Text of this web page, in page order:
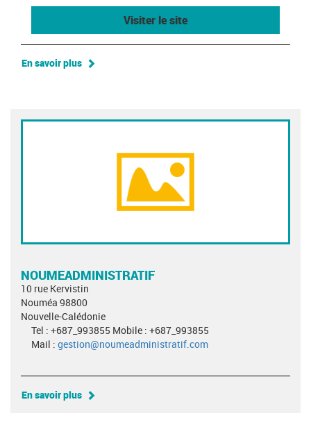
Visiter le site
En savoir plus
NOUMEADMINISTRATIF
10 rue Kervistin
Nouméa 98800
Nouvelle-Calédonie
Tel : +687_993855 Mobile : +687_993855
Mail : gestion@noumeadministratif.com
En savoir plus